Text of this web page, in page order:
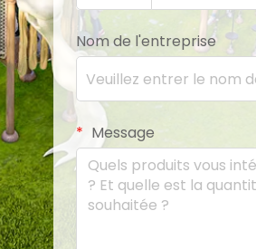
Nom de l'entreprise
Message